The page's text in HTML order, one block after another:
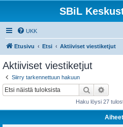
SBiL
UKK
Etusivu Etsi Aktiiviset viestiketjut
Aktiiviset viestiketjut
Siirry tarkennettuun hakuun
Etsi
Haku löysi 27
Aiheet